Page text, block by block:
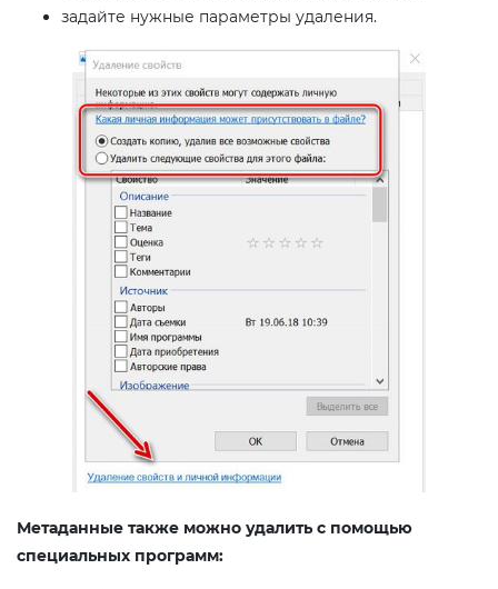
задайте нужные параметры удаления.
Метаданные также можно удалить с помощью
специальных программ: